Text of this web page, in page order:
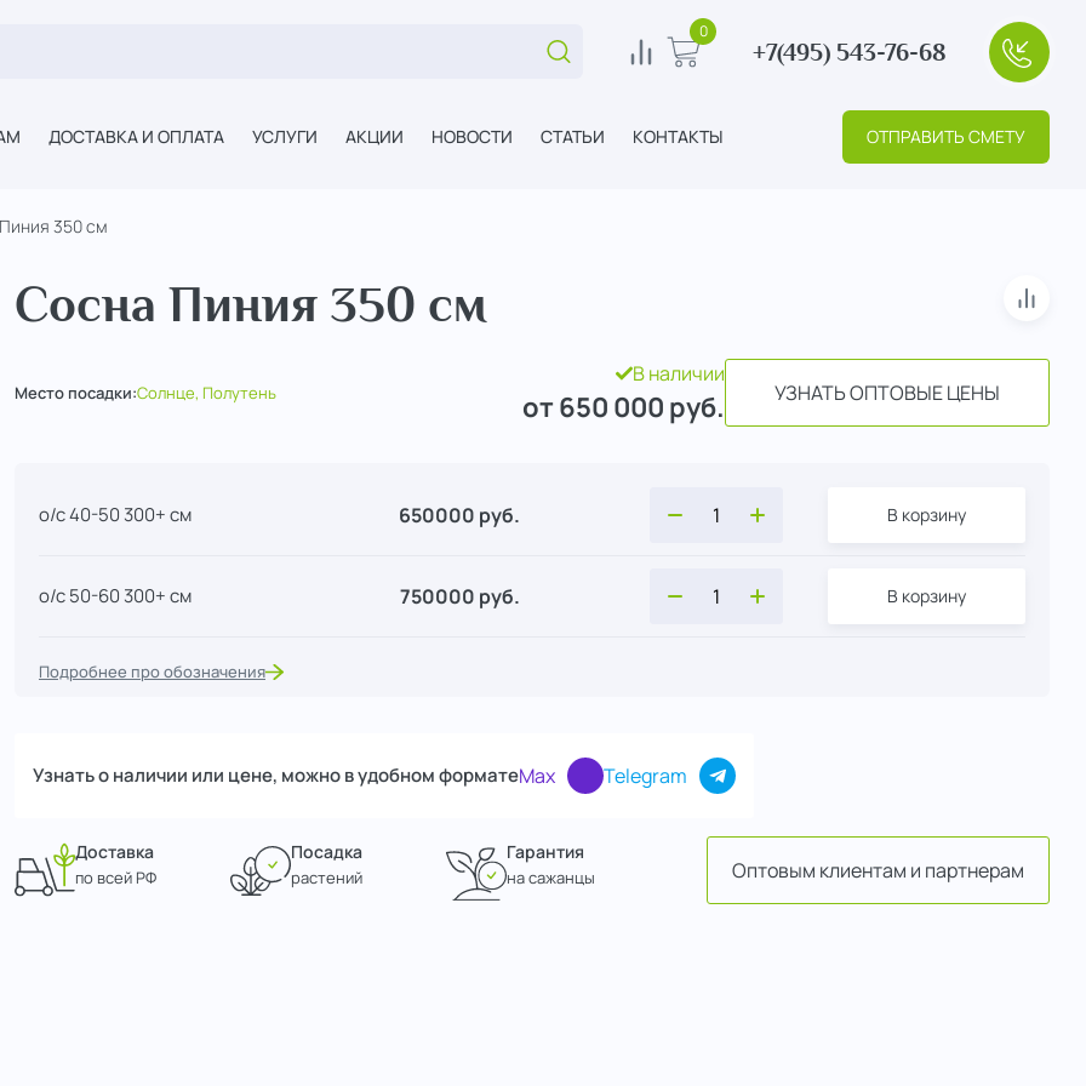
Поиск...
0 В корзину
0
+7(495) 543-76-68
ДОСТАВКА И ОПЛАТА УСЛУГИ АКЦИИ НОВОСТИ СТАТЬИ КОНТАКТЫ ОТПРАВИТЬ СМЕТУ
350 см
Сосна Пиния 350 см В
Место посадки:Солнце, Полутень
В наличии
от 650 000 руб. УЗНАТЬ ОПТОВЫЕ ЦЕНЫ
о/с 40-50 300+ см 650000 руб. В корзину
о/с 50-60 300+ см 750000 руб. В корзину
Подробнее про обозначения
Узнать о наличии или цене, можно в удобном форматеMax Telegram
Доставка
по всей РФ
Посадка
растений
Гарантия
на сажанцы Оптовым клиентам и партнерам